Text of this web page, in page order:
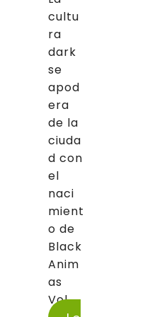
cultu
ra
dark
se
apod
era
de la
ciuda
d con
el
naci
mient
o de
Black
Anim
as
Vol....